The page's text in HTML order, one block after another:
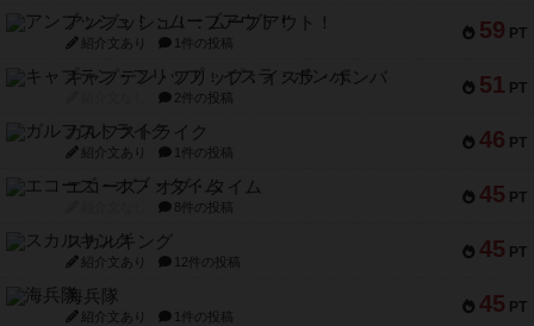
59 PT
アンブッシュ！：ムーブアウト！
紹介文あり 1件の投稿
51 PT
キャプテン・フリップ：イスラ・ボンバ
2件の投稿
46 PT
ガルフストライク
紹介文あり 1件の投稿
45 PT
エコーズ・オブ・タイム
8件の投稿
45 PT
スカルキング
紹介文あり 12件の投稿
45 PT
海兵隊
紹介文あり 1件の投稿